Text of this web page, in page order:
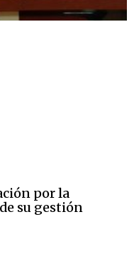
por la
su gestión